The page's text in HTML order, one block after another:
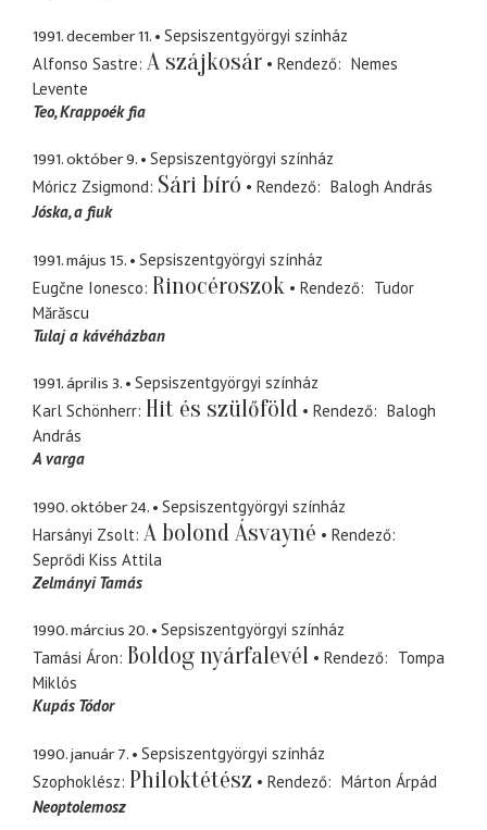
1991. december 11.
Sepsiszentgyörgyi színház
Alfonso Sastre A szájkosár Rendező
Nemes
Levente
Teo Krappoék fia
1991. október 9.
Sepsiszentgyörgyi színház
Móricz Zsigmond Sári bíró Rendező
Balogh András
Jóska a fiuk
1991. május 15.
Sepsiszentgyörgyi színház
Eugčne Ionesco Rinocéroszok Rendező
Tudor
Mărăscu
Tulaj a kávéházban
1991. április 3.
Sepsiszentgyörgyi színház
Karl Schönherr Hit és szülőföld Rendező
Balogh
András
A varga
1990. október 24.
Sepsiszentgyörgyi színház
Harsányi Zsolt A bolond Ásvayné
Rendező
Seprődi Kiss Attila
Zelmányi Tamás
1990. március 20.
Sepsiszentgyörgyi színház
Tamási Áron Boldog nyárfalevél Rendező
Tompa
Miklós
Kupás Tódor
1990. január 7.
Sepsiszentgyörgyi színház
Szophoklész Philoktétész Rendező
Márton Árpád
Neoptolemosz